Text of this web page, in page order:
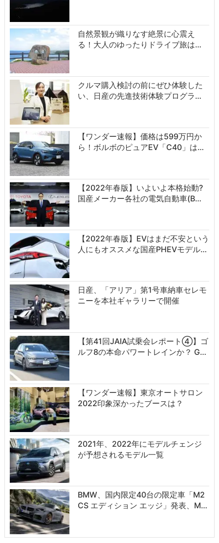
自然景観が織りなす絶景に心震え
る！大人のゆったりドライブ旅は…
クルマ購入検討の前にぜひ体験した
い、日産の先進技術体験プログラ…
【ワンダー速報】価格は599万円か
ら！ボルボのピュアEV「C40」は…
【2022年春版】いよいよ本格始動?
国産メーカー各社の電気自動車(B…
【2022年春版】EVはまだ不安という
人にもオススメな国産PHEVモデル…
日産、「アリア」第1号車納車セレモ
ニーを本社ギャラリーで開催
【第41回JAIA試乗会レポート④】ゴ
ルフ8の本命パワートレインか？ G…
【ワンダー速報】東京オートサロン
2022印象深かったブースは？
2021年、2022年にモデルチェンジ
が予想されるモデル一覧
BMW、国内限定40台の限定車「M2
CS エディション エッジ」発表、M…